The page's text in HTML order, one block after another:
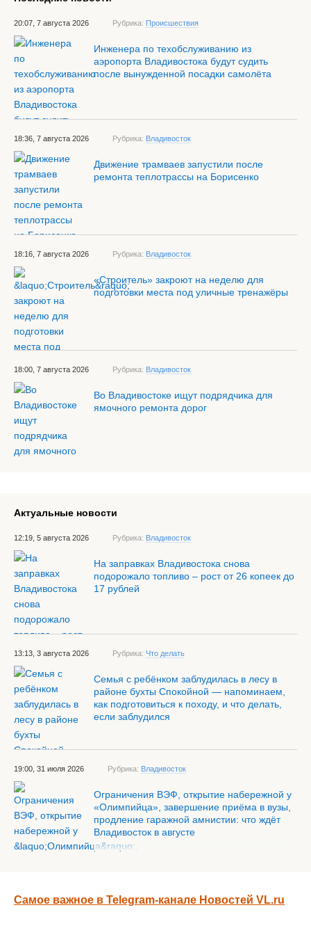
20:07, 7 августа 2026 Рубрика: Происшествия
Инженера по техобслуживанию из
аэропорта Владивостока будут судить
после вынужденной посадки самолёта
18:36, 7 августа 2026 Рубрика: Владивосток
Движение трамваев запустили после
ремонта теплотрассы на Борисенко
18:16, 7 августа 2026 Рубрика: Владивосток
«Строитель» закроют на неделю для
подготовки места под уличные тренажёры
18:00, 7 августа 2026 Рубрика: Владивосток
Во Владивостоке ищут подрядчика для
ямочного ремонта дорог
Актуальные новости
12:19, 5 августа 2026 Рубрика: Владивосток
На заправках Владивостока снова
подорожало топливо – рост от 26 копеек до
17 рублей
13:13, 3 августа 2026 Рубрика: Что делать
Семья с ребёнком заблудилась в лесу в
районе бухты Спокойной — напоминаем,
как подготовиться к походу, и что делать,
если заблудился
19:00, 31 июля 2026 Рубрика: Владивосток
Ограничения ВЭФ, открытие набережной у
«Олимпийца», завершение приёма в вузы,
продление гаражной амнистии: что ждёт
Владивосток в августе
Самое важное в Telegram-канале Новостей VL.ru